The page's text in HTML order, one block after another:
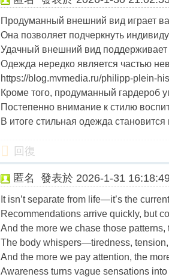
Продуманный внешний вид играет
Она позволяет подчеркнуть
Удачный внешний вид поддерживает
Одежда нередко является частью
https://blog.mvmedia.ru/philipp-plein-
Кроме того, продуманный гардероб
Постепенно внимание к стилю
В итоге стильная одежда
回復
匿名 發表於 2026-1-31
It isn’t separate from life—it’s the
Recommendations arrive quickly, but
And the more we chase those
The body whispers—tiredness,
And the more we pay attention, the
Awareness turns vague sensations